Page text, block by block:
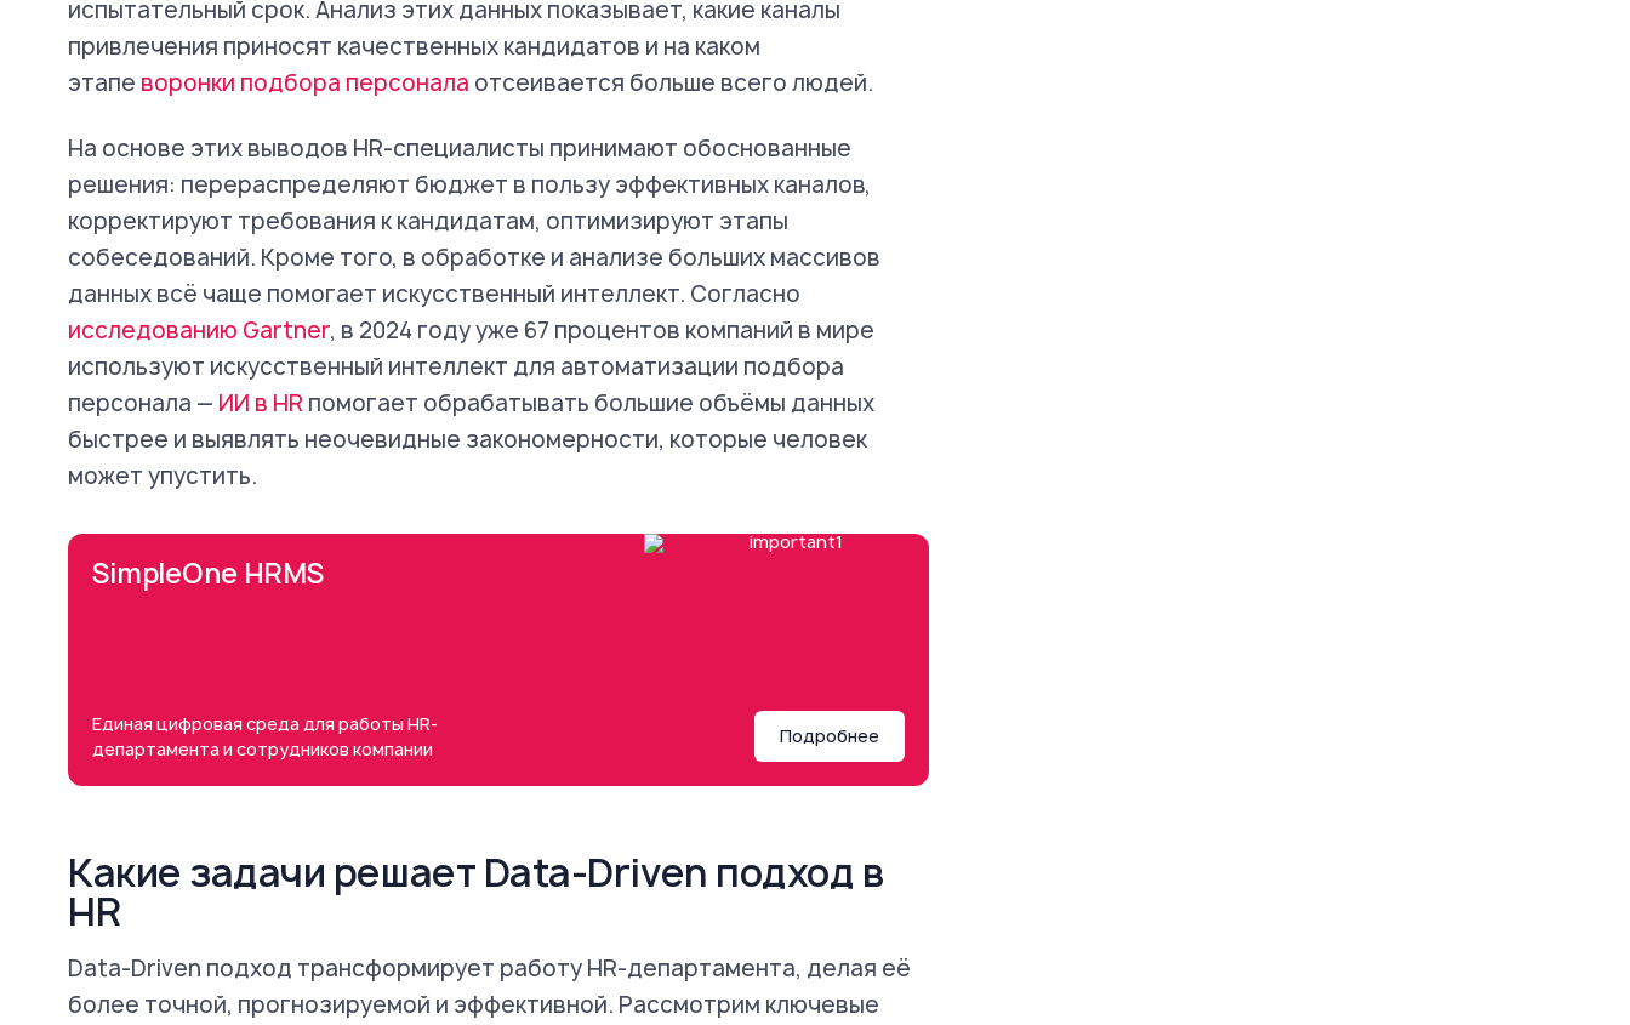
испытательный срок. Анализ этих данных показывает, какие каналы
привлечения приносят качественных кандидатов и на каком
этапе воронки подбора персонала отсеивается больше всего людей.
На основе этих выводов HR-специалисты принимают обоснованные
решения: перераспределяют бюджет в пользу эффективных каналов,
корректируют требования к кандидатам, оптимизируют этапы
собеседований. Кроме того, в обработке и анализе больших массивов
данных всё чаще помогает искусственный интеллект. Согласно
исследованию Gartner, в 2024 году уже 67 процентов компаний в мире
используют искусственный интеллект для автоматизации подбора
персонала — ИИ в HR помогает обрабатывать большие объёмы данных
быстрее и выявлять неочевидные закономерности, которые человек
может упустить.
SimpleOne HRMS
Единая цифровая среда для работы НR-
департамента и сотрудников компании
Подробнее
Какие задачи решает Data-Driven подход в
HR
Data-Driven подход трансформирует работу HR-департамента, делая её
более точной, прогнозируемой и эффективной. Рассмотрим ключевые